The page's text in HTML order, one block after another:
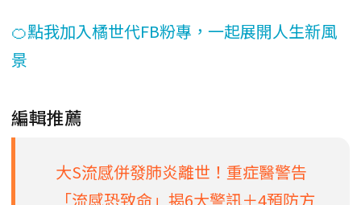
🍊點我加入橘世代FB粉專，一起展開人生新風
景
編輯推薦
大S流感併發肺炎離世！重症醫警告
「流感恐致命」揭6大警訊＋4預防方